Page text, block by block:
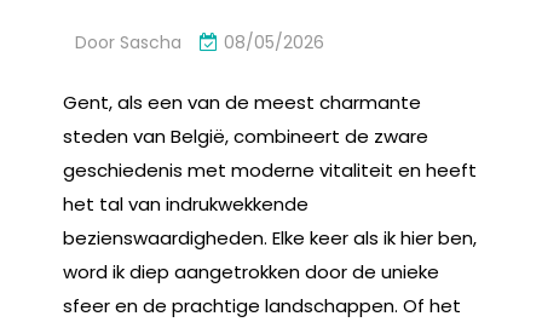
Door Sascha 08/05/2026
Gent, als een van de meest charmante
steden van België, combineert de zware
geschiedenis met moderne vitaliteit en heeft
het tal van indrukwekkende
bezienswaardigheden. Elke keer als ik hier ben,
word ik diep aangetrokken door de unieke
sfeer en de prachtige landschappen. Of het